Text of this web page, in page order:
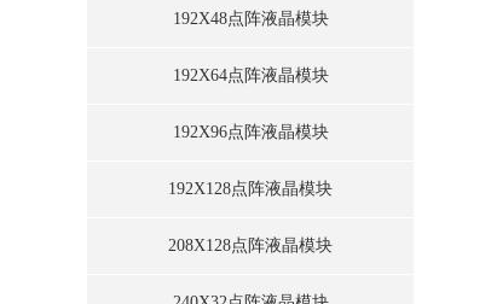
192X48点阵液晶模块
192X64点阵液晶模块
192X96点阵液晶模块
192X128点阵液晶模块
208X128点阵液晶模块